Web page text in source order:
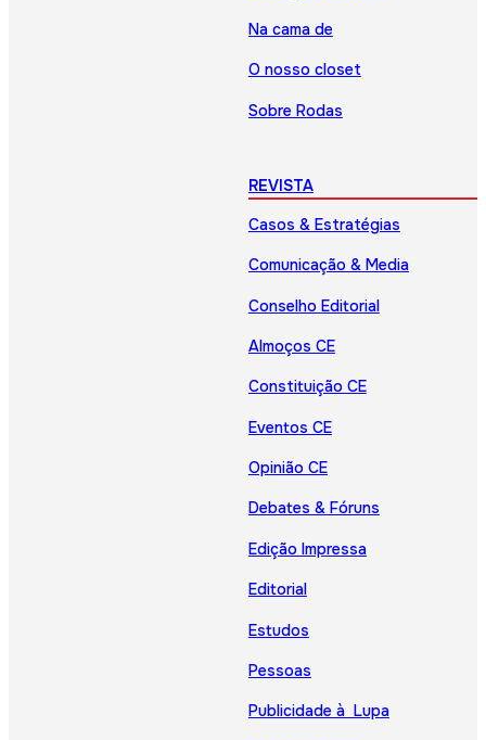
Na cama de
O nosso closet
Sobre Rodas
REVISTA
Casos & Estratégias
Comunicação & Media
Conselho Editorial
Almoços CE
Constituição CE
Eventos CE
Opinião CE
Debates & Fóruns
Edição Impressa
Editorial
Estudos
Pessoas
Publicidade à Lupa